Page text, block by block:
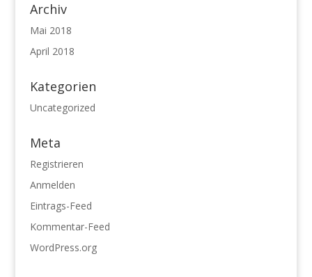
Archiv
Mai 2018
April 2018
Kategorien
Uncategorized
Meta
Registrieren
Anmelden
Eintrags-Feed
Kommentar-Feed
WordPress.org